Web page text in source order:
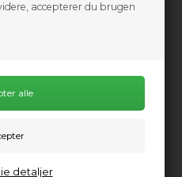
accepterer du brugen
detaljer